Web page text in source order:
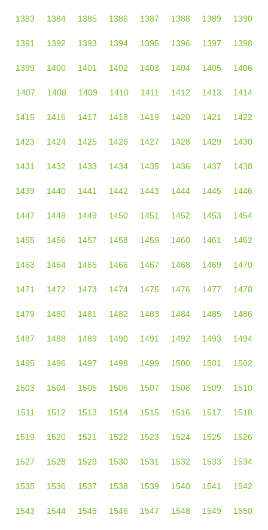
1383 1384 1385 1386 1387 1388 1389 1390
1391 1392 1393 1394 1395 1396 1397 1398
1399 1400 1401 1402 1403 1404 1405 1406
1407 1408 1409 1410 1411 1412 1413 1414
1415 1416 1417 1418 1419 1420 1421 1422
1423 1424 1425 1426 1427 1428 1429 1430
1431 1432 1433 1434 1435 1436 1437 1438
1439 1440 1441 1442 1443 1444 1445 1446
1447 1448 1449 1450 1451 1452 1453 1454
1455 1456 1457 1458 1459 1460 1461 1462
1463 1464 1465 1466 1467 1468 1469 1470
1471 1472 1473 1474 1475 1476 1477 1478
1479 1480 1481 1482 1483 1484 1485 1486
1487 1488 1489 1490 1491 1492 1493 1494
1495 1496 1497 1498 1499 1500 1501 1502
1503 1504 1505 1506 1507 1508 1509 1510
1511 1512 1513 1514 1515 1516 1517 1518
1519 1520 1521 1522 1523 1524 1525 1526
1527 1528 1529 1530 1531 1532 1533 1534
1535 1536 1537 1538 1539 1540 1541 1542
1543 1544 1545 1546 1547 1548 1549 1550